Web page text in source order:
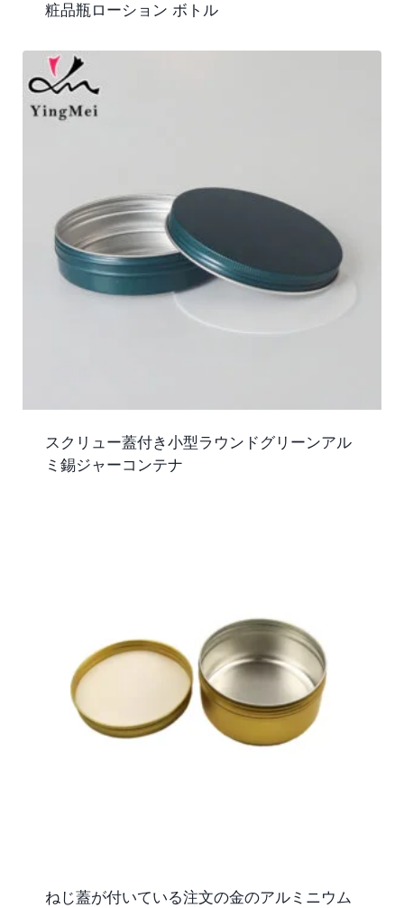
粧品瓶ローション ボトル
スクリュー蓋付き小型ラウンドグリーンアル
ミ錫ジャーコンテナ
ねじ蓋が付いている注文の金のアルミニウム